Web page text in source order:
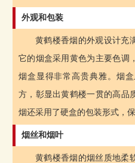
外观和包装
黄鹤楼香烟的外观设计充
它的烟盒采用黄色为主要色调
烟盒显得非常高贵典雅。烟
方，彰显出黄鹤楼一贯的高品
烟还采用了硬盒的包装形式，
烟丝和烟叶
黄鹤楼香烟的烟丝质地柔